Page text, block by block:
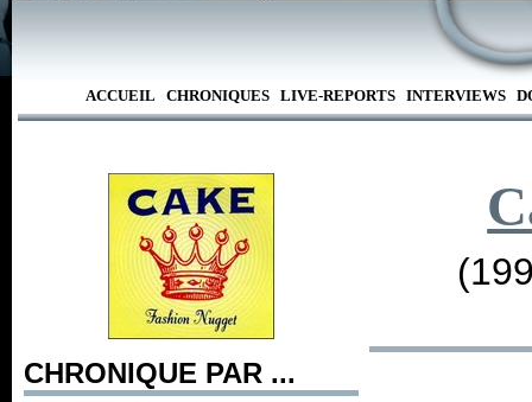
ACCUEIL CHRONIQUES LIVE-REPORTS INTERVIEWS
CHRONIQUE PAR ...